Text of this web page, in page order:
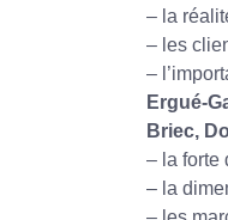
– la
– les
–
Ergué-
Briec,
– la forte
– la